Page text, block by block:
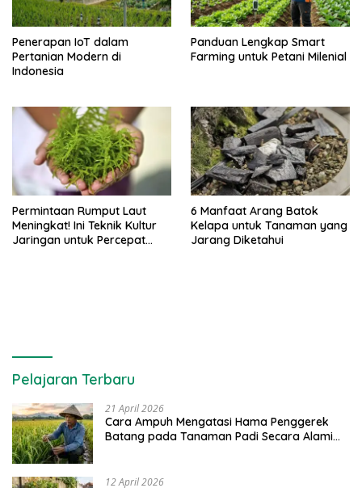
Penerapan IoT dalam
Pertanian Modern di
Indonesia
Panduan Lengkap Smart
Farming untuk Petani Milenial
Permintaan Rumput Laut
Meningkat! Ini Teknik Kultur
Jaringan untuk Percepat
6 Manfaat Arang Batok
Kelapa untuk Tanaman yang
Jarang Diketahui
Pelajaran Terbaru
21 April 2026
Cara Ampuh Mengatasi Hama Penggerek
Batang pada Tanaman Padi Secara Alami
12 April 2026